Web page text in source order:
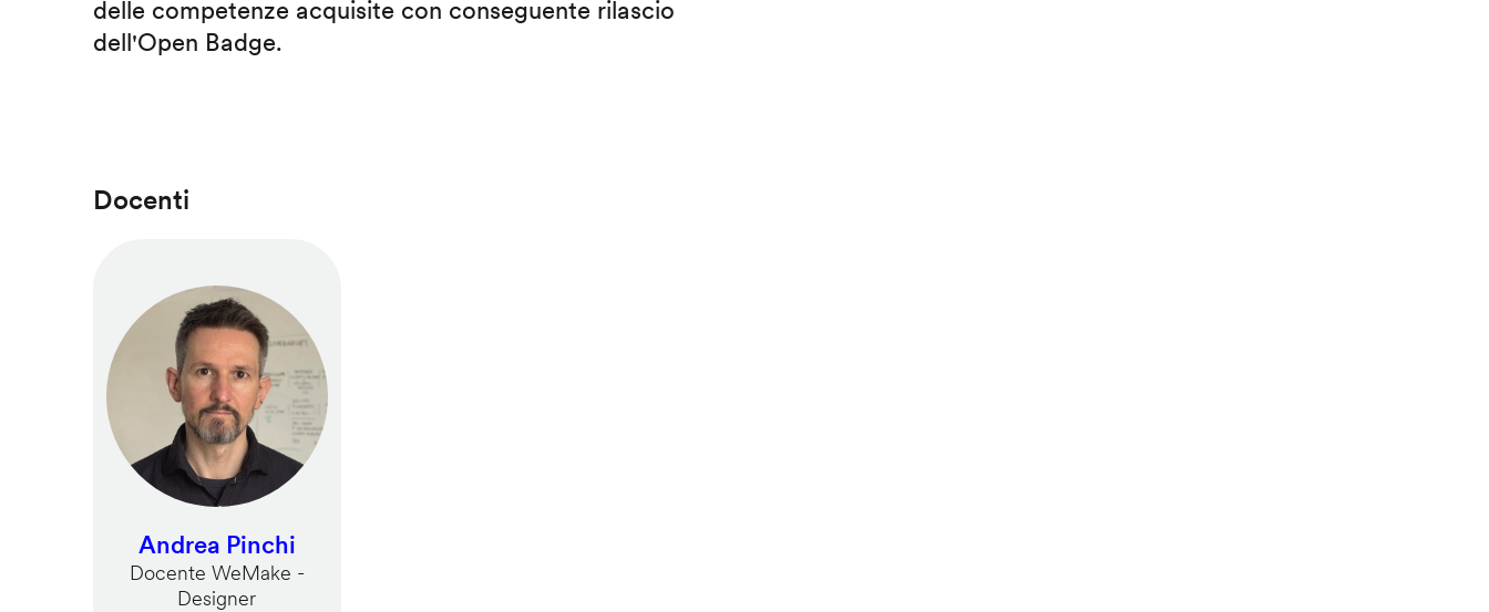
delle competenze acquisite con conseguente rilascio
dell'Open Badge.
Docenti
Andrea Pinchi
Docente WeMake -
Designer